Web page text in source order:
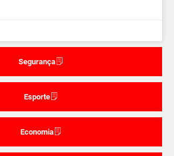
Segurança
Esporte
Economia